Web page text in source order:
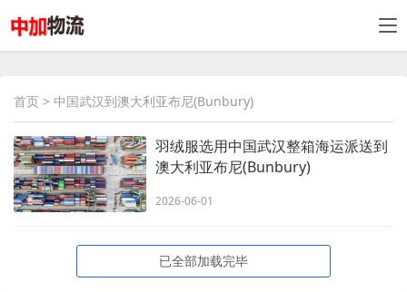
首页 > 中国武汉到澳大利亚布尼(Bunbury)
羽绒服选用中国武汉整箱海运派送到
澳大利亚布尼(Bunbury)
2026-06-01
已全部加载完毕